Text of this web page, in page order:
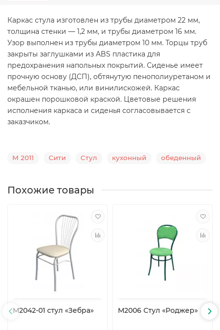
Каркас стула изготовлен из трубы диаметром 22 мм,
толщина стенки — 1,2 мм, и трубы диаметром 16 мм.
Узор выполнен из трубы диаметром 10 мм. Торцы труб
закрыты заглушками из ABS пластика для
предохранения напольных покрытий. Сиденье имеет
прочную основу (ДСП), обтянутую пенополиуретаном и
мебельной тканью, или винилискожей. Каркас
окрашен порошковой краской. Цветовые решения
исполнения каркаса и сиденья согласовывается с
заказчиком.
М 2011 Сити Стул кухонный обеденный
Похожие товары
М2042-01 стул «Зебра» М2006 Стул «Роджер»